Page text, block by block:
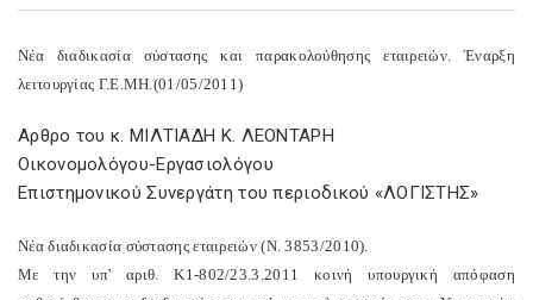
Nέα διαδικασία σύστασης και παρακολούθησης εταιρειών. Έναρξη
λειτουργίας Γ.E.MH.(01/05/2011)
Αρθρο του κ. MIΛTIAΔH K. ΛEONTAPH
Oικονομολόγου-Eργασιολόγου
Eπιστημονικού Συνεργάτη του περιοδικού «ΛOΓIΣTHΣ»
Nέα διαδικασία σύστασης εταιρειών (N. 3853/2010).
Mε την υπ' αριθ. K1-802/23.3.2011 κοινή υπουργική απόφαση